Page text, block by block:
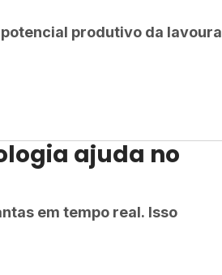
produtivo da lavoura
ajuda no
em tempo real. Isso